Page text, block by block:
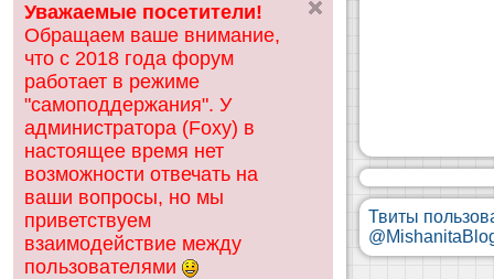
ск
Уважаемые посетители!
Обращаем ваше внимание,
что с 2018 года форум
работает в режиме
"самоподдержания". У
администратора (Foxy) в
настоящее время нет
возможности отвечать на
ваши вопросы, но мы
приветствуем
взаимодействие между
пользователями
Твиты